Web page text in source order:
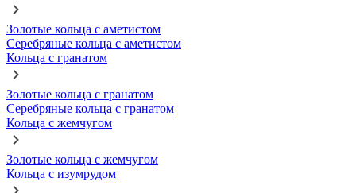
Золотые кольца с аметистом
Серебряные кольца с аметистом
Кольца с гранатом
Золотые кольца с гранатом
Серебряные кольца с гранатом
Кольца с жемчугом
Золотые кольца с жемчугом
Кольца с изумрудом